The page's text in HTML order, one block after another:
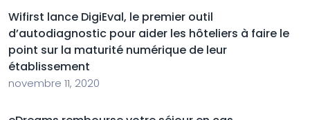
Wifirst lance DigiEval, le premier outil
d’autodiagnostic pour aider les hôteliers à faire le
point sur la maturité numérique de leur
établissement
novembre 11, 2020